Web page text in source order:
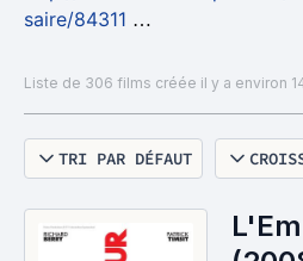
saire/84311
http://www.senscritique.com/
Liste de 306 films créée il y a environ
TRI PAR DÉFAUT